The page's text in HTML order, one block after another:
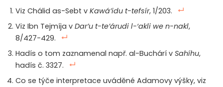
Islám a multiplicita pravdy, díl 1.
Islám a multiplicita pravdy, díl 3.
Viz Chálid as-Sebt v Kawá’idu t-tefsír, 1/203.
Viz Ibn Tejmíja v Dar’u t-te’árudi l-‘akli we n-nakl,
8/427-429.
Hadís o tom zaznamenal např. al-Buchárí v Sahíhu,
hadís č. 3327.
Co se týče interpretace uváděné Adamovy výšky, viz